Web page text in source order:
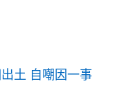
土 自嘲因一事